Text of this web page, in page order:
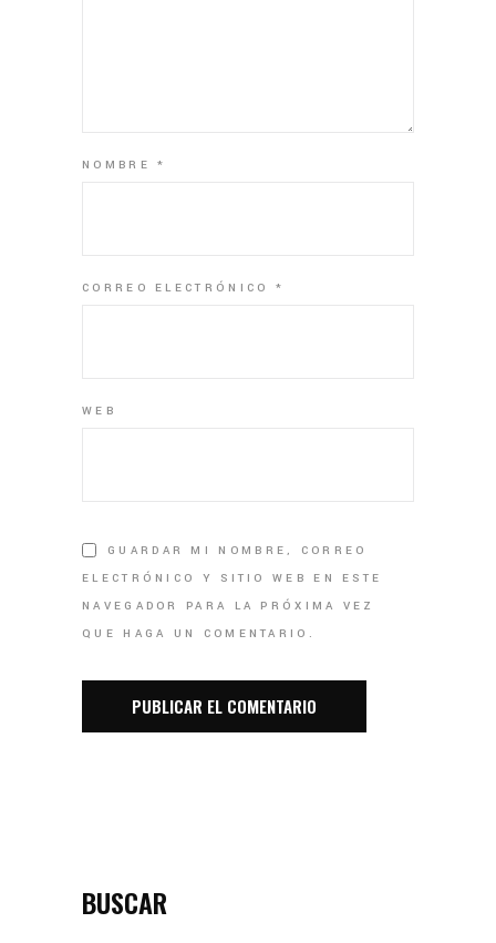
NOMBRE*
CORREO ELECTRÓNICO *
WEB
GUARDAR MI NOMBRE, CORREO
ELECTRÓNICO Y SITIO WEB EN ESTE
NAVEGADOR PARA LA PRÓXIMA VEZ
QUE HAGA UN COMENTARIO.
BUSCAR